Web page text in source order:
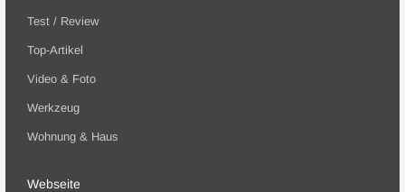
Test / Review
Top-Artikel
Video & Foto
Werkzeug
Wohnung & Haus
Webseite